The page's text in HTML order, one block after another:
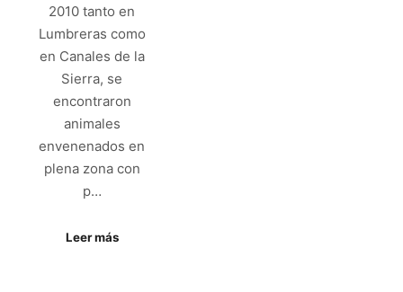
2010 tanto en
Lumbreras como
en Canales de la
Sierra, se
encontraron
animales
envenenados en
plena zona con
p…
Leer más